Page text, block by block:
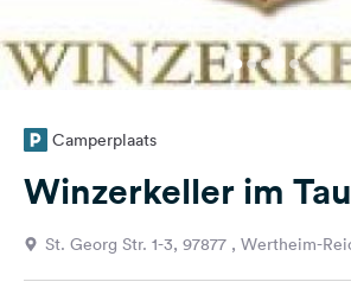
Registreren
Inloggen
Vragen &
Feedback
Taal:
Camperplaats
Winzerkeller im
St. Georg Str. 1-3, 97877 , Wertheim-